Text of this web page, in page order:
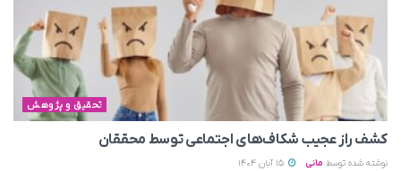
تحقیق و پژوهش
کشف راز عجیب شکاف‌های اجتماعی توسط محققان
نوشته شده توسط مانی